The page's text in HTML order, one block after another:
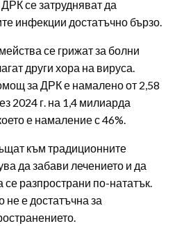
се затрудняват да
инфекции достатъчно бързо.
се грижат за болни
други хора на вируса.
за ДРК е намалено от 2,58
2024 г. на 1,4 милиарда
е намаление с 46%.
към традиционните
да забави лечението и да
се разпространи по-нататък.
не е достатъчна за